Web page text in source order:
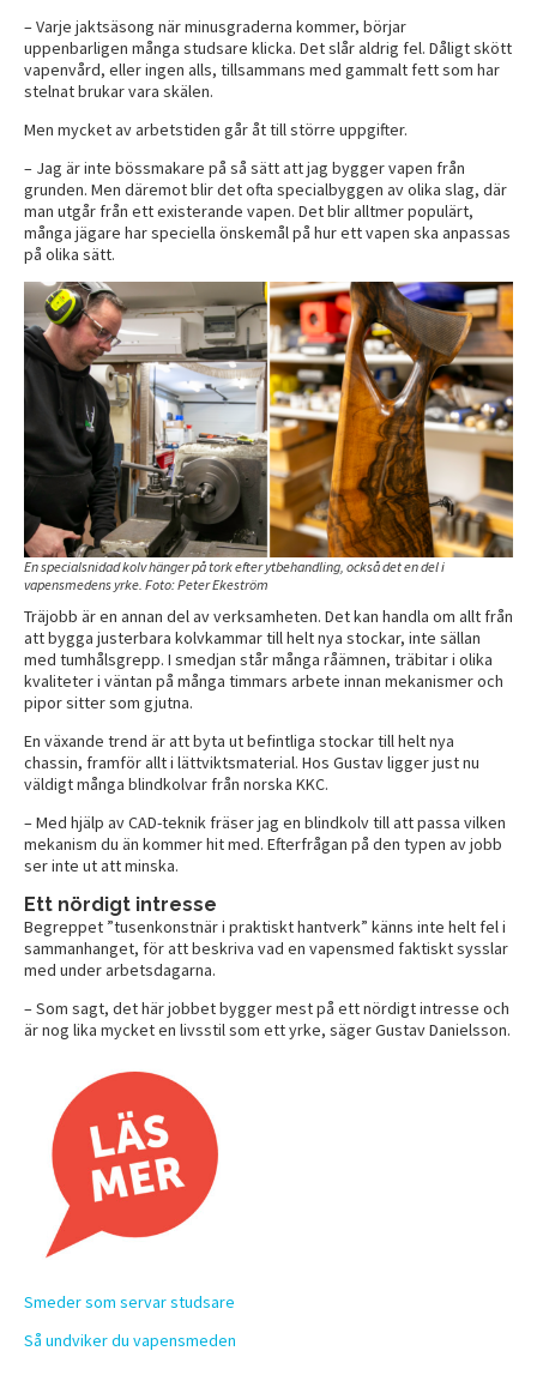
– Varje jaktsäsong när minusgraderna kommer, börjar
uppenbarligen många studsare klicka. Det slår aldrig fel. Dåligt skött
vapenvård, eller ingen alls, tillsammans med gammalt fett som har
stelnat brukar vara skälen.
Men mycket av arbetstiden går åt till större uppgifter.
– Jag är inte bössmakare på så sätt att jag bygger vapen från
grunden. Men däremot blir det ofta specialbyggen av olika slag, där
man utgår från ett existerande vapen. Det blir alltmer populärt,
många jägare har speciella önskemål på hur ett vapen ska anpassas
på olika sätt.
En specialsnidad kolv hänger på tork efter ytbehandling, också det en del i
vapensmedens yrke. Foto: Peter Ekeström
Träjobb är en annan del av verksamheten. Det kan handla om allt från
att bygga justerbara kolvkammar till helt nya stockar, inte sällan
med tumhålsgrepp. I smedjan står många råämnen, träbitar i olika
kvaliteter i väntan på många timmars arbete innan mekanismer och
pipor sitter som gjutna.
En växande trend är att byta ut befintliga stockar till helt nya
chassin, framför allt i lättviktsmaterial. Hos Gustav ligger just nu
väldigt många blindkolvar från norska KKC.
– Med hjälp av CAD-teknik fräser jag en blindkolv till att passa vilken
mekanism du än kommer hit med. Efterfrågan på den typen av jobb
ser inte ut att minska.
Ett nördigt intresse
Begreppet ”tusenkonstnär i praktiskt hantverk” känns inte helt fel i
sammanhanget, för att beskriva vad en vapensmed faktiskt sysslar
med under arbetsdagarna.
– Som sagt, det här jobbet bygger mest på ett nördigt intresse och
är nog lika mycket en livsstil som ett yrke, säger Gustav Danielsson.
Smeder som servar studsare
Så undviker du vapensmeden